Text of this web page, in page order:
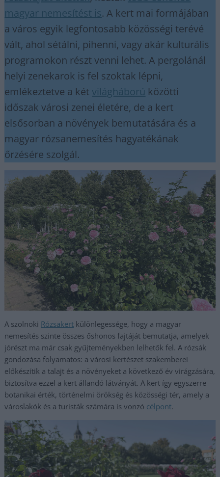
magyar nemesítést is. A kert mai formájában
a város egyik legfontosabb közösségi terévé
vált, ahol sétálni, pihenni, vagy akár kulturális
programokon részt venni lehet. A pergolánál
helyi zenekarok is fel szoktak lépni,
emlékeztetve a két világháború közötti
időszak városi zenei életére, de a kert
elsősorban a növények bemutatására és a
magyar rózsanemesítés hagyatékának
őrzésére szolgál.
A szolnoki Rózsakert különlegessége, hogy a magyar
nemesítés szinte összes őshonos fajtáját bemutatja, amelyek
jórészt ma már csak gyűjteményekben lelhetők fel. A rózsák
gondozása folyamatos: a városi kertészet szakemberei
előkészítik a talajt és a növényeket a következő év virágzására,
biztosítva ezzel a kert állandó látványát. A kert így egyszerre
botanikai érték, történelmi örökség és közösségi tér, amely a
városlakók és a turisták számára is vonzó célpont.